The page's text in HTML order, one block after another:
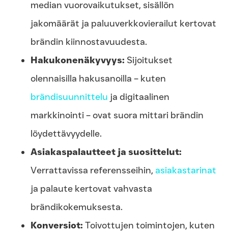
median vuorovaikutukset, sisällön
jakomäärät ja paluuverkkovierailut kertovat
brändin kiinnostavuudesta.
Hakukonenäkyvyys: Sijoitukset
olennaisilla hakusanoilla – kuten
brändisuunnittelu ja digitaalinen
markkinointi – ovat suora mittari brändin
löydettävyydelle.
Asiakaspalautteet ja suosittelut:
Verrattavissa referensseihin, asiakastarinat
ja palaute kertovat vahvasta
brändikokemuksesta.
Konversiot: Toivottujen toimintojen, kuten